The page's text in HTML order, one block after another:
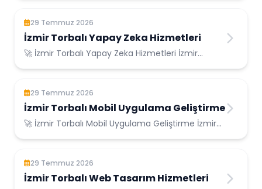
29 Temmuz 2026
İzmir Torbalı Yapay Zeka Hizmetleri
🚀 İzmir Torbalı Yapay Zeka Hizmetleri İzmir
29 Temmuz 2026
İzmir Torbalı Mobil Uygulama Geliştirme
🚀 İzmir Torbalı Mobil Uygulama Geliştirme İzmir
29 Temmuz 2026
İzmir Torbalı Web Tasarım Hizmetleri